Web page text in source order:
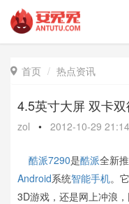
 首页 热点资讯
4.5英寸大屏 双卡
zol • 2012-10-29
酷派7290是酷派全新
Android系统智能手机。
3D游戏，还是网上冲浪